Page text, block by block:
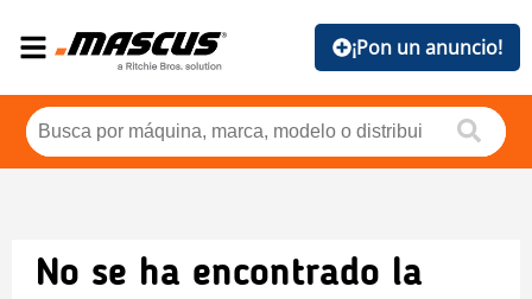
¡Pon un anuncio!
No se ha encontrado la